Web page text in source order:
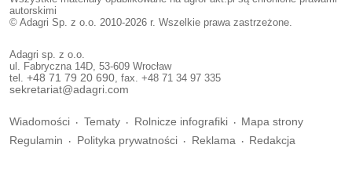
autorskimi
© Adagri Sp. z o.o. 2010-2026 r. Wszelkie prawa zastrzeżone.
Adagri sp. z o.o.
ul. Fabryczna 14D, 53-609 Wrocław
tel. +48 71 79 20 690 , fax. +48 71 34 97 335
sekretariat@adagri.com
Wiadomości Tematy Rolnicze infografiki
Mapa strony
Regulamin
Polityka prywatności Reklama Redakcja